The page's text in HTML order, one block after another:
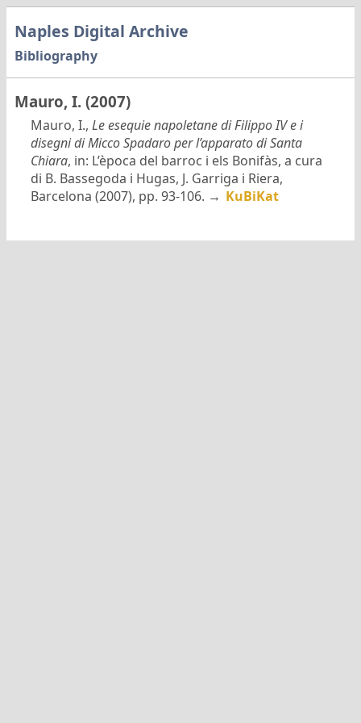
Naples Digital Archive
Bibliography
Mauro, I. (2007)
Mauro, I., Le esequie napoletane di Filippo IV e i
disegni di Micco Spadaro per l’apparato di Santa
Chiara, in: L’època del barroc i els Bonifàs, a cura
di B. Bassegoda i Hugas, J. Garriga i Riera,
Barcelona (2007), pp. 93-106. → KuBiKat